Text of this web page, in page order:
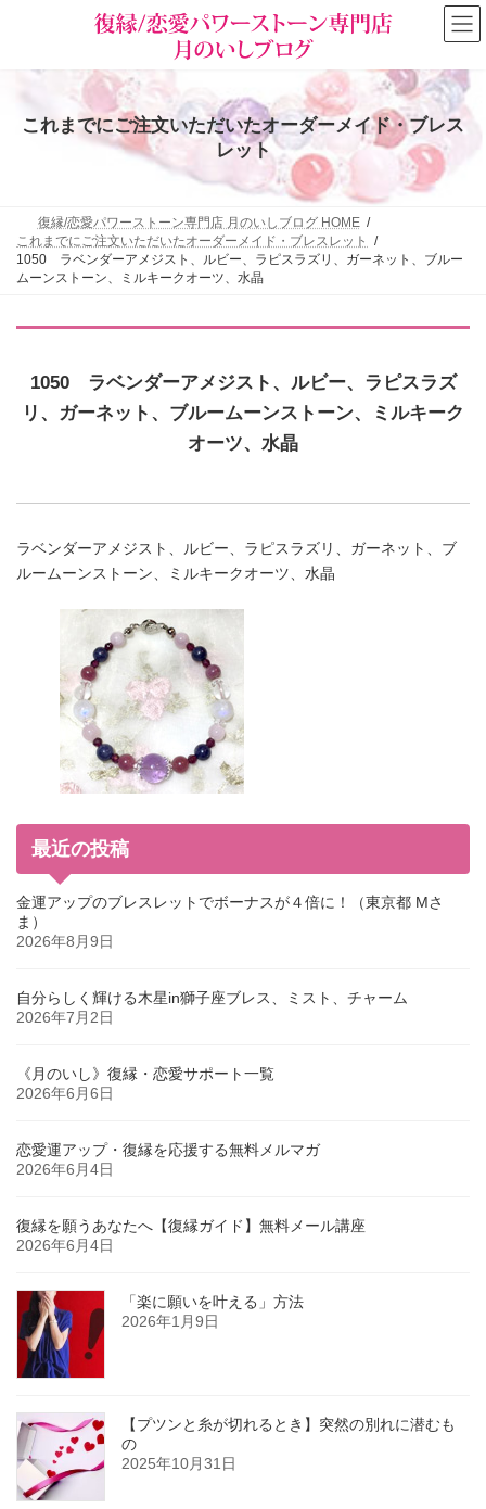
これまでにご注文いただいたオーダーメイド・ブレス
レット
復縁/恋愛パワーストーン専門店 月のいしブログ HOME
これまでにご注文いただいたオーダーメイド・ブレスレット
1050 ラベンダーアメジスト、ルビー、ラピスラズリ、ガーネット、ブルー
ムーンストーン、ミルキークオーツ、水晶
1050 ラベンダーアメジスト、ルビー、ラピスラズ
リ、ガーネット、ブルームーンストーン、ミルキーク
オーツ、水晶
ラベンダーアメジスト、ルビー、ラピスラズリ、ガーネット、ブ
ルームーンストーン、ミルキークオーツ、水晶
最近の投稿
金運アップのブレスレットでボーナスが４倍に！（東京都 Mさ
ま）
2026年8月9日
自分らしく輝ける木星in獅子座ブレス、ミスト、チャーム
2026年7月2日
《月のいし》復縁・恋愛サポート一覧
2026年6月6日
恋愛運アップ・復縁を応援する無料メルマガ
2026年6月4日
復縁を願うあなたへ【復縁ガイド】無料メール講座
2026年6月4日
「楽に願いを叶える」方法
2026年1月9日
【プツンと糸が切れるとき】突然の別れに潜むも
の
2025年10月31日